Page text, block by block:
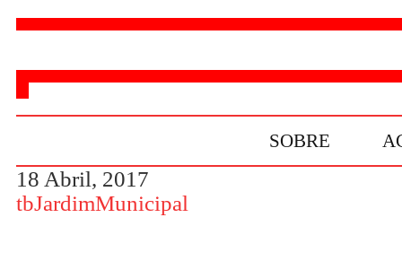
SOBRE
18 Abril, 2017
tbJardimMunicipal